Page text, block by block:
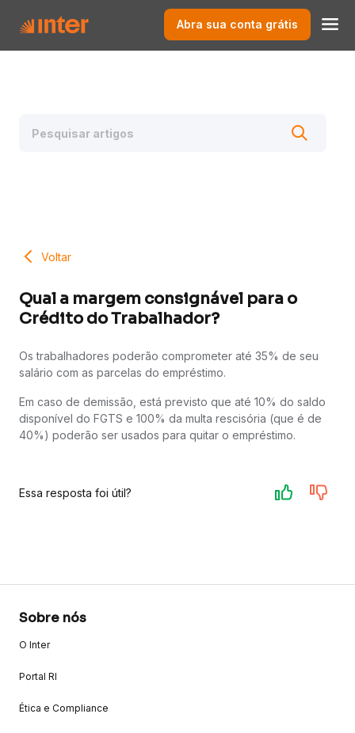
Abra sua conta grátis
Voltar
Qual a margem consignável para o
Crédito do Trabalhador?
Os trabalhadores poderão comprometer até 35% de seu
salário com as parcelas do empréstimo.
Em caso de demissão, está previsto que até 10% do saldo
disponível do FGTS e 100% da multa rescisória (que é de
40%) poderão ser usados para quitar o empréstimo.
Essa resposta foi útil?
Sobre nós
O Inter
Portal RI
Ética e Compliance